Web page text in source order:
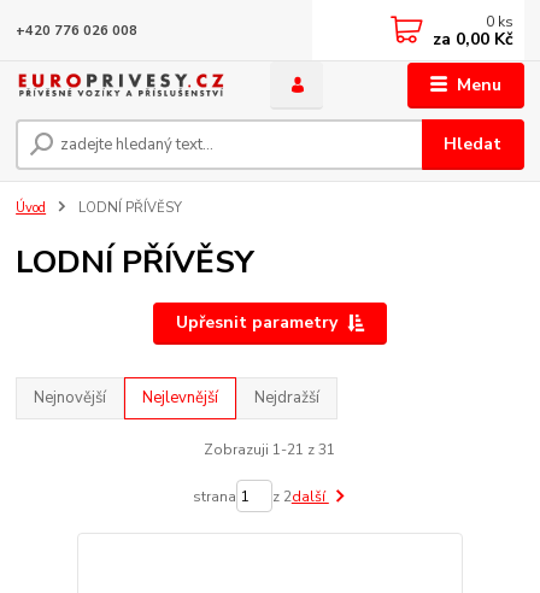
Menu
Hledat
+420 776 026 008 0 ks
za 0,00 Kč
Úvod LODNÍ PŘÍVĚSY
LODNÍ PŘÍVĚSY
Upřesnit parametry
Nejnovější Nejlevnější Nejdražší
Zobrazuji 1-21 z 31
strana z 2další